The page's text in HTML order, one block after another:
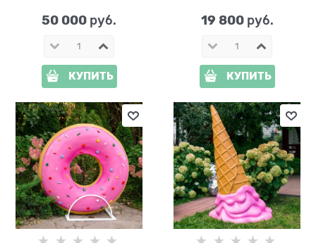
50 000 руб.
КУПИТЬ
19 800 руб.
КУПИТЬ